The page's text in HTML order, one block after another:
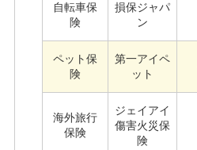
自転車保
険
損保ジャパ
ン
ペット保
険
第一アイペ
ット
海外旅行
保険
ジェイアイ
傷害火災保
険